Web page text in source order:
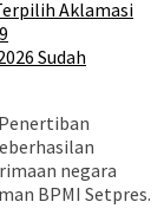
Aklamasi
Sudah
negara
BPMI Setpres.